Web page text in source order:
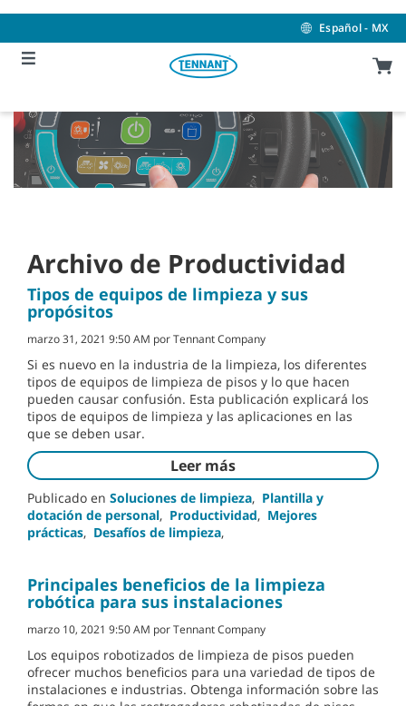
content
navigation
menu
Español - MX
Archivo de Productividad
Tipos de equipos de limpieza y sus
propósitos
marzo 31, 2021 9:50 AM por Tennant Company
Si es nuevo en la industria de la limpieza, los diferentes
tipos de equipos de limpieza de pisos y lo que hacen
pueden causar confusión. Esta publicación explicará los
tipos de equipos de limpieza y las aplicaciones en las
que se deben usar.
Leer más
Publicado en Soluciones de limpieza, Plantilla y
dotación de personal, Productividad, Mejores
prácticas, Desafíos de limpieza,
Principales beneficios de la limpieza
robótica para sus instalaciones
marzo 10, 2021 9:50 AM por Tennant Company
Los equipos robotizados de limpieza de pisos pueden
ofrecer muchos beneficios para una variedad de tipos de
instalaciones e industrias. Obtenga información sobre las